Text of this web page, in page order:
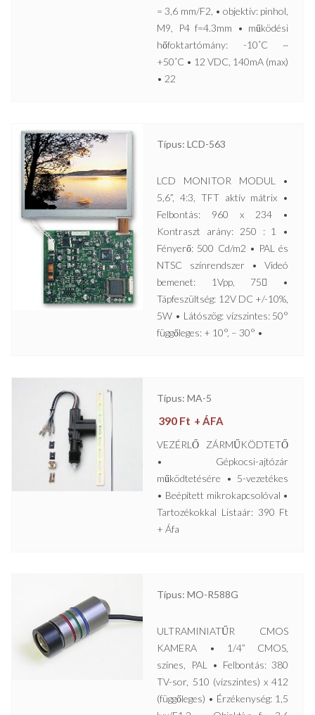
= 3,6 mm/F2, • objektív: pinhol,
M9, P4 f=4.3mm • működési
hőfoktartómány: -10˚C ~
+50˚C • 12 VDC, 140mA (max)
• 22
Típus: LCD-563
LCD MONITOR MODUL •
5,6”, 4:3, TFT aktív mátrix •
Felbontás: 960 x 234 •
Kontraszt arány: 250 : 1 •
Fényerő: 500 Cd/m2 • PAL és
NTSC színrendszer • Videó
bemenet: 1Vpp, 75 •
Tápfeszültség: 12V DC +/-10%,
5W • Látószög: vízszintes: 50°
függőleges: + 10°, – 30° •
Típus: MA-5
390 Ft + ÁFA
VEZÉRLŐ ZÁRMŰKÖDTETŐ
• Gépkocsi-ajtózár
működtetésére • 5-vezetékes
• Beépített mikrokapcsolóval •
Tartozékokkal Listaár: 390 Ft
+ Áfa
Típus: MO-R588G
ULTRAMINIATŰR CMOS
KAMERA • 1/4” CMOS,
színes, PAL • Felbontás: 380
TV-sor, 510 (vízszintes) x 412
(függőleges) • Érzékenység: 1,5